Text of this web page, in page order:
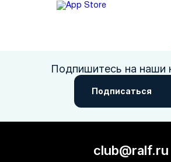
Подпишитесь на наши
Подписаться
club@ralf.ru